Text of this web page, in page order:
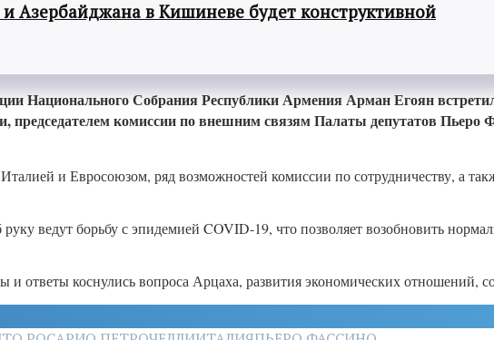
в Кишиневе будет конструктивной
Национального Собрания Республики Армения Арман Егоян
председателем комиссии по внешним связям Палаты депутатов Пьеро
и Евросоюзом, ряд возможностей комиссии по сотрудничеству, а
ведут борьбу с эпидемией COVID-19, что позволяет возобновить
и ответы коснулись вопроса Арцаха, развития экономических отношений,